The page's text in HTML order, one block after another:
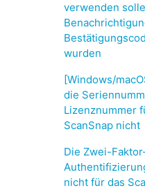
verwenden
wurden
[Windows/
die
Lizenznummer
ScanSnap nicht
Die Zwei-
nicht für das